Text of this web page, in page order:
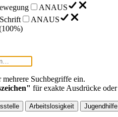
ANAUS
ANAUS
100%)
Suchbegriffe ein.
für exakte Ausdrücke oder
Arbeitslosigkeit Jugendhilfe